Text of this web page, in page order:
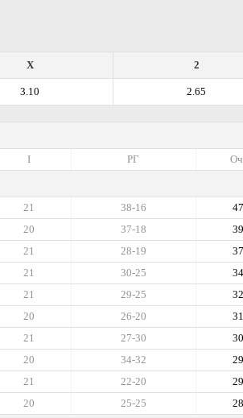
2
X
2.65
3.10
РГ
I
47
38-16
21
39
37-18
20
37
28-19
21
34
30-25
21
32
29-25
21
31
26-20
20
30
27-30
21
29
34-32
20
29
22-20
21
28
25-25
20